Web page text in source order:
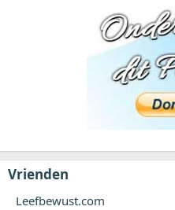
Vrienden
Leefbewust.com